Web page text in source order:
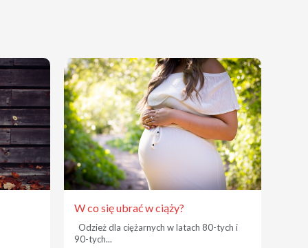
W co się ubrać w ciąży?
Odzież dla ciężarnych w latach 80-tych i
90-tych...